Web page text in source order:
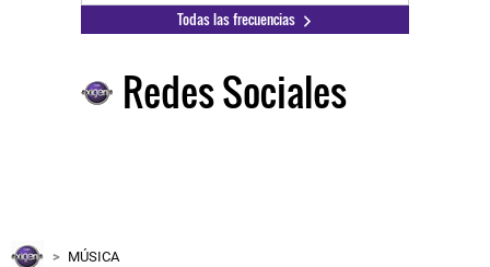
Todas las frecuencias
Redes Sociales
MÚSICA